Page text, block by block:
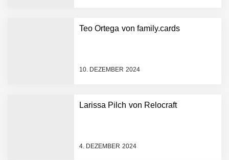
Teo Ortega von family.cards
10. DEZEMBER 2024
Larissa Pilch von Relocraft
4. DEZEMBER 2024
bcause Spenden neu
MonsterShack
MonsterShack: Lasst uns
Kinder spielerisch und